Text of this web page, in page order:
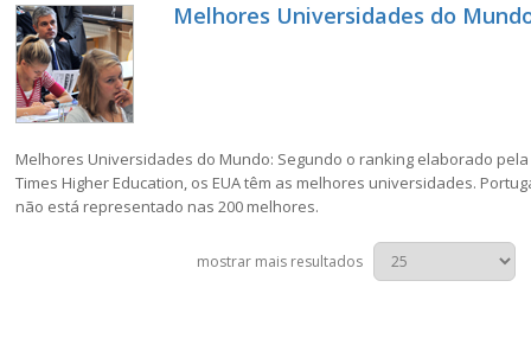
Melhores Universidades do
Melhores Universidades do Mundo: Segundo o ranking elaborado pela
Times Higher Education, os EUA têm as melhores universidades.
não está representado nas 200 melhores.
mostrar mais resultados